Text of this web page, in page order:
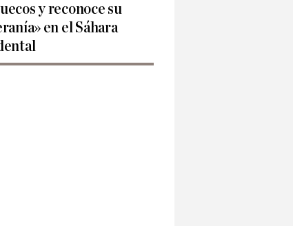
y reconoce su
en el Sáhara